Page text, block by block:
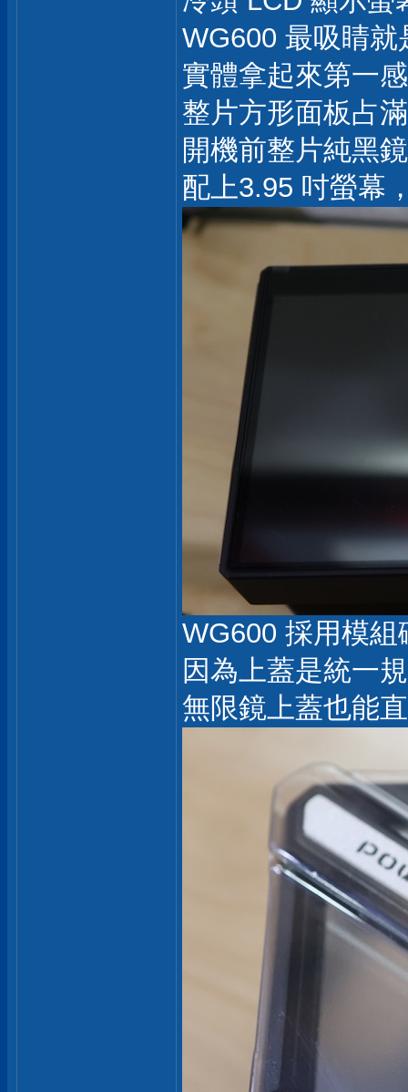
WG600 最吸睛
實體拿起來第一
整片方形面板占
開機前整片純黑
配上3.95 吋螢幕
WG600 採用模
因為上蓋是統一
無限鏡上蓋也能